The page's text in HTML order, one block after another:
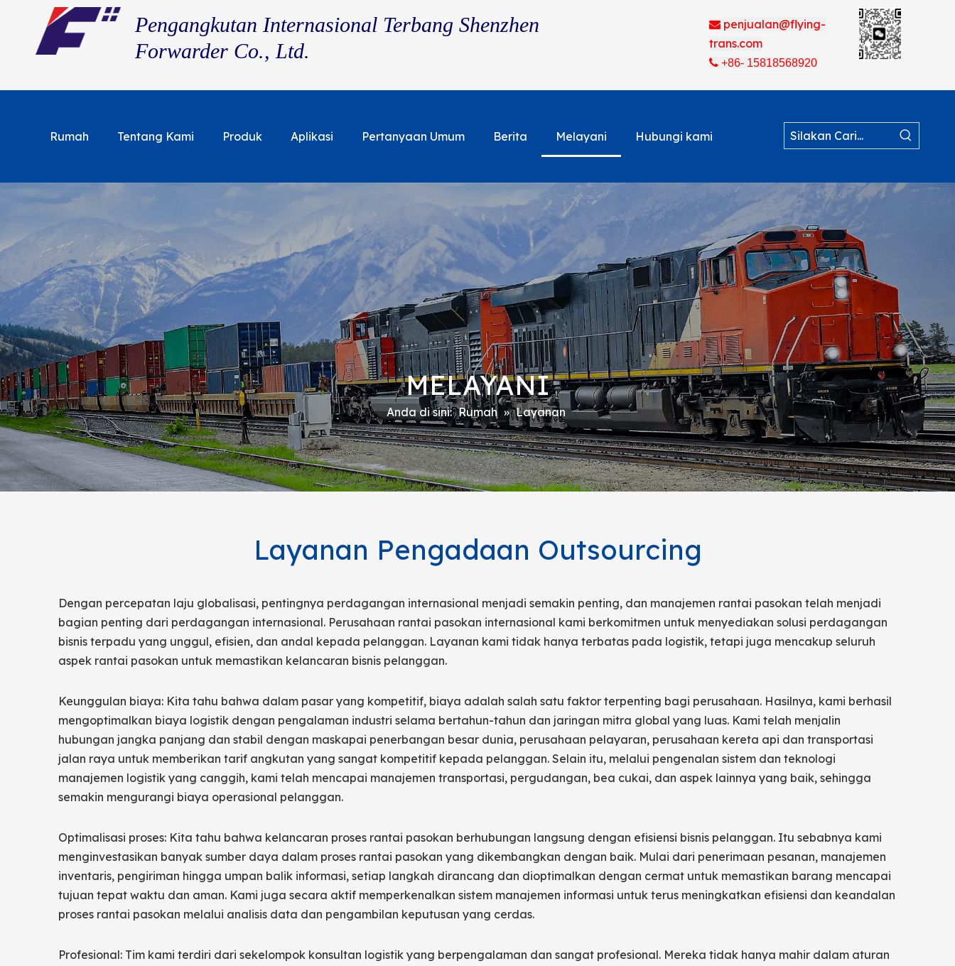
Pengangkutan Internasional Terbang Shenzhen
Forwarder Co., Ltd.
 penjualan@flying-
trans.com
+86- 15818568920
Rumah Tentang Kami Produk Aplikasi Pertanyaan Umum Berita Melayani Hubungi kami
MELAYANI
Anda di sini: Rumah » Layanan
Layanan Pengadaan Outsourcing
Dengan percepatan laju globalisasi, pentingnya perdagangan internasional menjadi semakin penting, dan manajemen rantai pasokan telah menjadi
bagian penting dari perdagangan internasional. Perusahaan rantai pasokan internasional kami berkomitmen untuk menyediakan solusi perdagangan
bisnis terpadu yang unggul, efisien, dan andal kepada pelanggan. Layanan kami tidak hanya terbatas pada logistik, tetapi juga mencakup seluruh
aspek rantai pasokan untuk memastikan kelancaran bisnis pelanggan.
Keunggulan biaya: Kita tahu bahwa dalam pasar yang kompetitif, biaya adalah salah satu faktor terpenting bagi perusahaan. Hasilnya, kami berhasil
mengoptimalkan biaya logistik dengan pengalaman industri selama bertahun-tahun dan jaringan mitra global yang luas. Kami telah menjalin
hubungan jangka panjang dan stabil dengan maskapai penerbangan besar dunia, perusahaan pelayaran, perusahaan kereta api dan transportasi
jalan raya untuk memberikan tarif angkutan yang sangat kompetitif kepada pelanggan. Selain itu, melalui pengenalan sistem dan teknologi
manajemen logistik yang canggih, kami telah mencapai manajemen transportasi, pergudangan, bea cukai, dan aspek lainnya yang baik, sehingga
semakin mengurangi biaya operasional pelanggan.
Optimalisasi proses: Kita tahu bahwa kelancaran proses rantai pasokan berhubungan langsung dengan efisiensi bisnis pelanggan. Itu sebabnya kami
menginvestasikan banyak sumber daya dalam proses rantai pasokan yang dikembangkan dengan baik. Mulai dari penerimaan pesanan, manajemen
inventaris, pengiriman hingga umpan balik informasi, setiap langkah dirancang dan dioptimalkan dengan cermat untuk memastikan barang mencapai
tujuan tepat waktu dan aman. Kami juga secara aktif memperkenalkan sistem manajemen informasi untuk terus meningkatkan efisiensi dan keandalan
proses rantai pasokan melalui analisis data dan pengambilan keputusan yang cerdas.
Profesional: Tim kami terdiri dari sekelompok konsultan logistik yang berpengalaman dan sangat profesional. Mereka tidak hanya mahir dalam aturan